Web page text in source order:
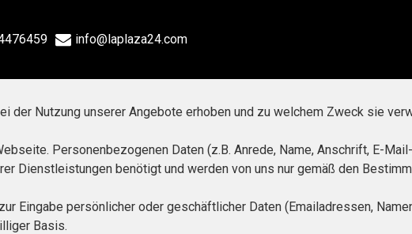
info@laplaza24.com
der Nutzung unserer Angebote erhoben und zu welchem Zweck sie
Personenbezogenen Daten (z.B. Anrede, Name, Anschrift, E-
Dienstleistungen benötigt und werden von uns nur gemäß den
Eingabe persönlicher oder geschäftlicher Daten (Emailadressen,
Basis.